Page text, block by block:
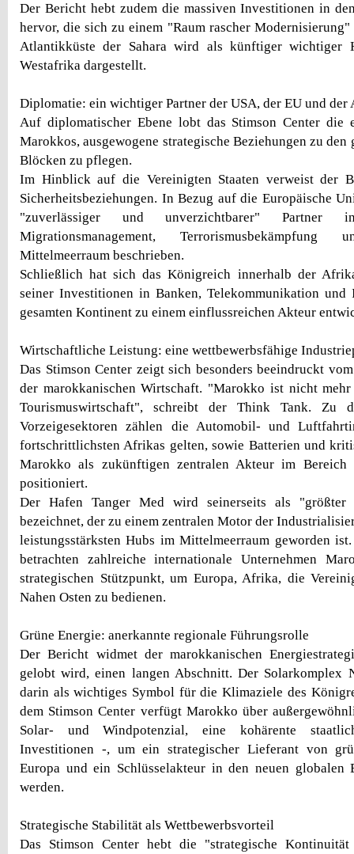
Der Bericht hebt zudem die massiven Investitionen in
hervor, die sich zu einem "Raum rascher Modernisierung"
Atlantikküste der Sahara wird als künftiger wichtiger
Westafrika dargestellt.
Diplomatie: ein wichtiger Partner der USA, der EU und der
Auf diplomatischer Ebene lobt das Stimson Center die
Marokkos, ausgewogene strategische Beziehungen zu
Blöcken zu pflegen.
Im Hinblick auf die Vereinigten Staaten verweist der
Sicherheitsbeziehungen. In Bezug auf die Europäische
"zuverlässiger und unverzichtbarer" Partner
Migrationsmanagement,
Mittelmeerraum beschrieben.
Schließlich hat sich das Königreich innerhalb der
seiner Investitionen in Banken, Telekommunikation
gesamten Kontinent zu einem einflussreichen Akteur
Wirtschaftliche Leistung: eine wettbewerbsfähige
Das Stimson Center zeigt sich besonders beeindruckt
der marokkanischen Wirtschaft. "Marokko ist nicht
Tourismuswirtschaft", schreibt der Think Tank. Zu
Vorzeigesektoren zählen die Automobil- und
fortschrittlichsten Afrikas gelten, sowie Batterien und
Marokko als zukünftigen zentralen Akteur im Bereich
positioniert.
Der Hafen Tanger Med wird seinerseits als "größter
bezeichnet, der zu einem zentralen Motor der
leistungsstärksten Hubs im Mittelmeerraum geworden
betrachten zahlreiche internationale Unternehmen
strategischen Stützpunkt, um Europa, Afrika, die
Nahen Osten zu bedienen.
Grüne Energie: anerkannte regionale Führungsrolle
Der Bericht widmet der marokkanischen
gelobt wird, einen langen Abschnitt. Der Solarkomplex
darin als wichtiges Symbol für die Klimaziele des
dem Stimson Center verfügt Marokko über
Solar- und Windpotenzial, eine kohärente
Investitionen -, um ein strategischer Lieferant von
Europa und ein Schlüsselakteur in den neuen globalen
werden.
Strategische Stabilität als Wettbewerbsvorteil
Das Stimson Center hebt die "strategische Kontinuität